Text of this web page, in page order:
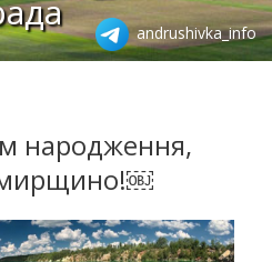
andrushivka_info
народження,